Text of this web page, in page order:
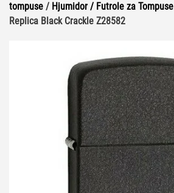
tompuse / Hjumidor / Futrole za Tompuse
Replica Black Crackle Z28582